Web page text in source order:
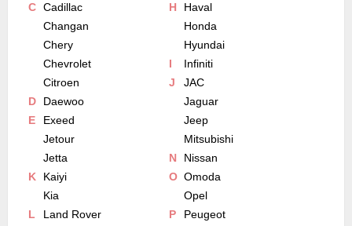
C Cadillac
Changan
Chery
Chevrolet
Citroen
D
Daewoo
E
Exeed
H
Haval
Honda
Hyundai
I
Infiniti
J
JAC
Jaguar
Jeep
Jetour
Jetta
K
Kaiyi
Kia
L
Land Rover
Mitsubishi
N
Nissan
O Omoda
Opel
P
Peugeot